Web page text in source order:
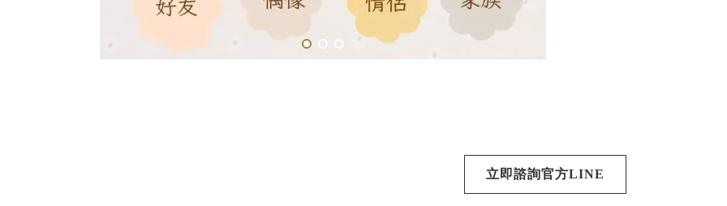
立即諮詢官方LINE